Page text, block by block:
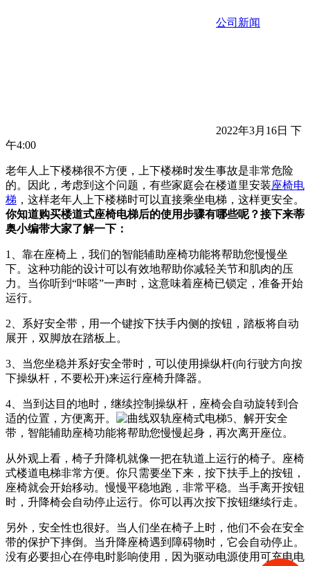
公司新闻
2022年3月16日 下
午4:00
老年人上下楼梯很不方便，上下楼梯时发生事故是非常危险
的。因此，考虑到这个问题，有些家庭会在楼道里安装座椅电
梯 ，这样老年人上下楼梯时可以直接乘坐电梯，这样更安全。
你知道购买楼道式座椅电梯后的使用步骤有哪些呢？接下来蒂
奥小编带大家了解一下：
1、靠在座椅上，我们的智能辅助座椅功能将帮助您慢慢坐
下。这种功能的设计可以有效地帮助你减轻关节和肌肉的压
力。当你听到“咔嗒”一声时，这意味着座椅已锁定，准备开始
运行。
2、系好安全带，用一个键按下扶手内侧的按钮，踏板将自动
展开，双脚放在踏板上。
3、当您坐稳并系好安全带时，可以使用操纵杆(向行驶方向按
下操纵杆，不要松开)来运行座椅升降器。
4、当到达目的地时，继续控制操纵杆，座椅会自动旋转到合
适的位置，方便离开。
5、解开安全
带，智能辅助座椅功能将帮助您慢慢起身，再次离开座位。
从外观上看，椅子升降机就像一把在轨道上运行的椅子。座椅
式楼道电梯非常方便。你只需要坐下来，按下扶手上的按钮，
座椅就会开始移动。慢慢平稳地跑，非常平稳。当手离开按钮
时，升降椅会自动停止运行。你可以再次按下按钮继续行走。
另外，安全性也很好。当人们坐在椅子上时，他们不会在安全
带的保护下摔倒。当升降座椅遇到障碍物时，它会自动停止。
没有必要担心在停电时影响使用，因为驱动电源使用可充电电